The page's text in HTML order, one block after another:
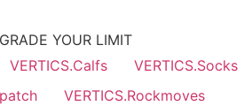
YOUR LIMIT
VERTICS.Calfs
VERTICS.Socks
VERTICS.Rockmoves